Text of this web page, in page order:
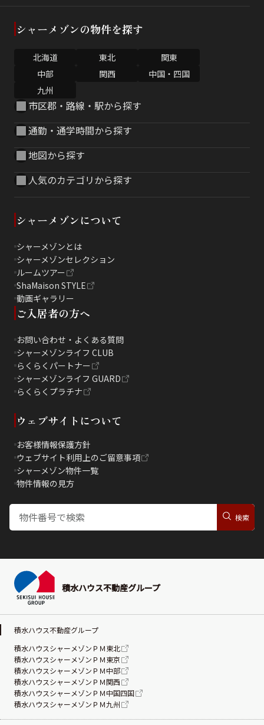
シャーメゾンの物件を探す
北海道 東北
関東
中部
関西
中国・四国
九州
市区郡・路線・駅から探す
通勤・通学時間から探す
地図から探す
人気のカテゴリから探す
シャーメゾンについて
シャーメゾンとは
シャーメゾンセレクション
ルームツアー
ShaMaison STYLE
動画ギャラリー
ご入居者の方へ
お問い合わせ・よくある質問
シャーメゾンライフ CLUB
らくらくパートナー
シャーメゾンライフ GUARD
らくらくプラチナ
ウェブサイトについて
お客様情報保護方針
ウェブサイト利用上のご留意事項
シャーメゾン物件一覧
物件情報の見方
積水ハウス不動産グループ
積水ハウス不動産グループ
積水ハウスシャーメゾンＰＭ東北
積水ハウスシャーメゾンＰＭ東京
積水ハウスシャーメゾンＰＭ中部
積水ハウスシャーメゾンＰＭ関西
積水ハウスシャーメゾンＰＭ中国四国
積水ハウスシャーメゾンＰＭ九州